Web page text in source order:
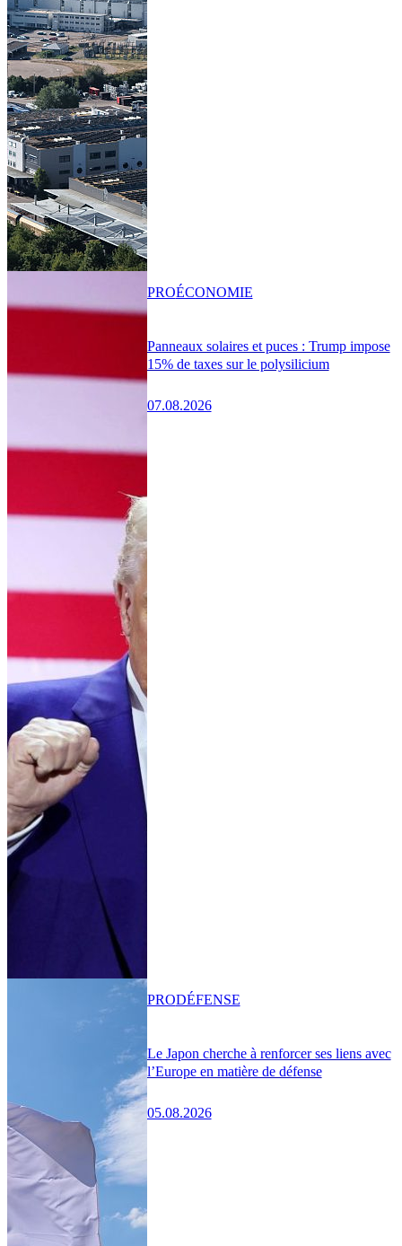
Panneaux solaires et puces : Trump impose
15% de taxes sur le polysilicium
07.08.2026
PROÉCONOMIE
Le Japon cherche à renforcer ses liens avec
l’Europe en matière de défense
05.08.2026
PRODÉFENSE